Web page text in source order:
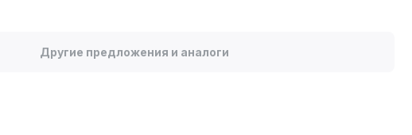
Другие предложения и аналоги